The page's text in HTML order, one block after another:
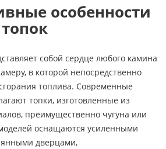
особенности
собой сердце любого камина
в которой непосредственно
топлива. Современные
топки, изготовленные из
преимущественно чугуна или
оснащаются усиленными
дверцами,